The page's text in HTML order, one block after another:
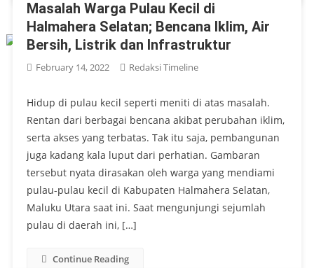
Masalah Warga Pulau Kecil di
Halmahera Selatan; Bencana Iklim, Air
Bersih, Listrik dan Infrastruktur
February 14, 2022 Redaksi Timeline
Hidup di pulau kecil seperti meniti di atas masalah.
Rentan dari berbagai bencana akibat perubahan iklim,
serta akses yang terbatas. Tak itu saja, pembangunan
juga kadang kala luput dari perhatian. Gambaran
tersebut nyata dirasakan oleh warga yang mendiami
pulau-pulau kecil di Kabupaten Halmahera Selatan,
Maluku Utara saat ini. Saat mengunjungi sejumlah
pulau di daerah ini, […]
Continue Reading